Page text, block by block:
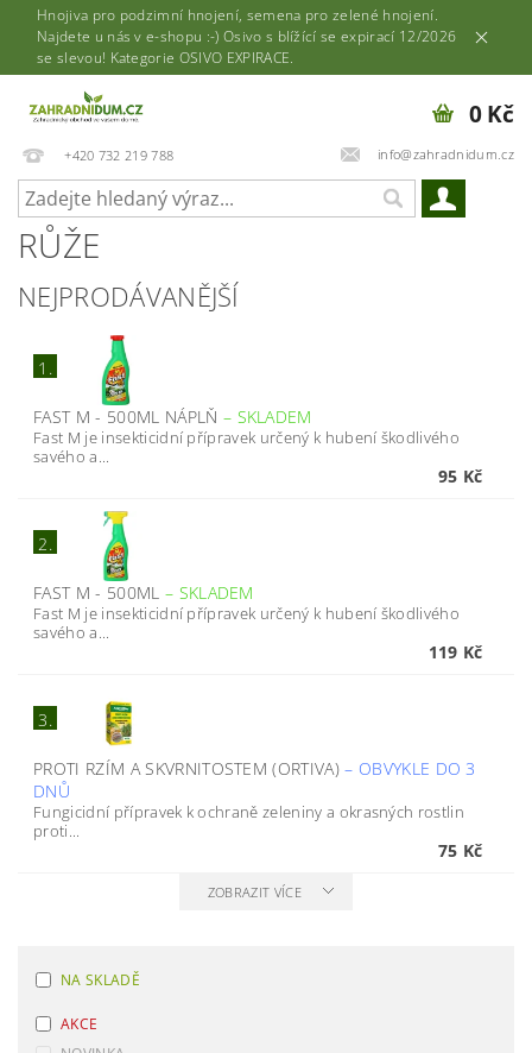
Hnojiva pro podzimní hnojení, semena pro zelené hnojení.
Najdete u nás v e-shopu :-) Osivo s blížící se expirací 12/2026
se slevou! Kategorie OSIVO EXPIRACE.
+420 732 219 788 info@zahradnidum.cz
0 Kč
RŮŽE
NEJPRODÁVANĚJŠÍ
1.
FAST M - 500ML NÁPLŇ – SKLADEM
Fast M je insekticidní přípravek určený k hubení škodlivého
savého a...
95 Kč
2.
FAST M - 500ML – SKLADEM
Fast M je insekticidní přípravek určený k hubení škodlivého
savého a...
119 Kč
3.
PROTI RZÍM A SKVRNITOSTEM (ORTIVA)– OBVYKLE DO 3
DNŮ
Fungicidní přípravek k ochraně zeleniny a okrasných rostlin
proti...
75 Kč
ZOBRAZIT VÍCE
NA SKLADĚ
AKCE